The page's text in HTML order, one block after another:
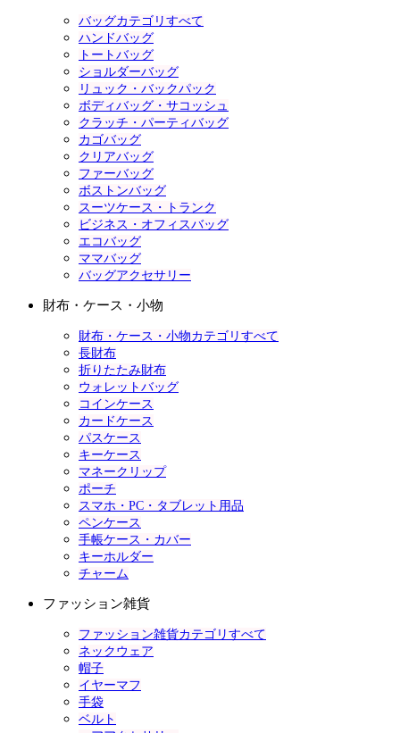
バッグカテゴリすべて
ハンドバッグ
トートバッグ
ショルダーバッグ
リュック・バックパック
ボディバッグ・サコッシュ
クラッチ・パーティバッグ
カゴバッグ
クリアバッグ
ファーバッグ
ボストンバッグ
スーツケース・トランク
ビジネス・オフィスバッグ
エコバッグ
ママバッグ
バッグアクセサリー
財布・ケース・小物
財布・ケース・小物カテゴリすべて
長財布
折りたたみ財布
ウォレットバッグ
コインケース
カードケース
パスケース
キーケース
マネークリップ
ポーチ
スマホ・PC・タブレット用品
ペンケース
手帳ケース・カバー
キーホルダー
チャーム
ファッション雑貨
ファッション雑貨カテゴリすべて
ネックウェア
帽子
イヤーマフ
手袋
ベルト